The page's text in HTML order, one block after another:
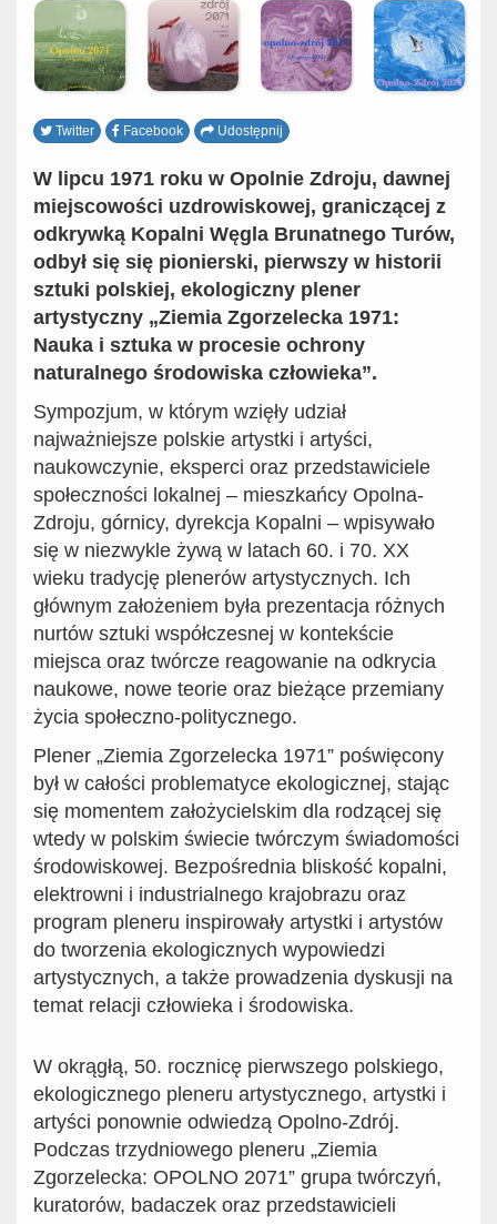
Twitter Facebook Udostępnij
W lipcu 1971 roku w Opolnie Zdroju, dawnej
miejscowości uzdrowiskowej, graniczącej z
odkrywką Kopalni Węgla Brunatnego Turów,
odbył się się pionierski, pierwszy w historii
sztuki polskiej, ekologiczny plener
artystyczny „Ziemia Zgorzelecka 1971:
Nauka i sztuka w procesie ochrony
naturalnego środowiska człowieka”.
Sympozjum, w którym wzięły udział
najważniejsze polskie artystki i artyści,
naukowczynie, eksperci oraz przedstawiciele
społeczności lokalnej – mieszkańcy Opolna-
Zdroju, górnicy, dyrekcja Kopalni – wpisywało
się w niezwykle żywą w latach 60. i 70. XX
wieku tradycję plenerów artystycznych. Ich
głównym założeniem była prezentacja różnych
nurtów sztuki współczesnej w kontekście
miejsca oraz twórcze reagowanie na odkrycia
naukowe, nowe teorie oraz bieżące przemiany
życia społeczno-politycznego.
Plener „Ziemia Zgorzelecka 1971” poświęcony
był w całości problematyce ekologicznej, stając
się momentem założycielskim dla rodzącej się
wtedy w polskim świecie twórczym świadomości
środowiskowej. Bezpośrednia bliskość kopalni,
elektrowni i industrialnego krajobrazu oraz
program pleneru inspirowały artystki i artystów
do tworzenia ekologicznych wypowiedzi
artystycznych, a także prowadzenia dyskusji na
temat relacji człowieka i środowiska.
W okrągłą, 50. rocznicę pierwszego polskiego,
ekologicznego pleneru artystycznego, artystki i
artyści ponownie odwiedzą Opolno-Zdrój.
Podczas trzydniowego pleneru „Ziemia
Zgorzelecka: OPOLNO 2071” grupa twórczyń,
kuratorów, badaczek oraz przedstawicieli